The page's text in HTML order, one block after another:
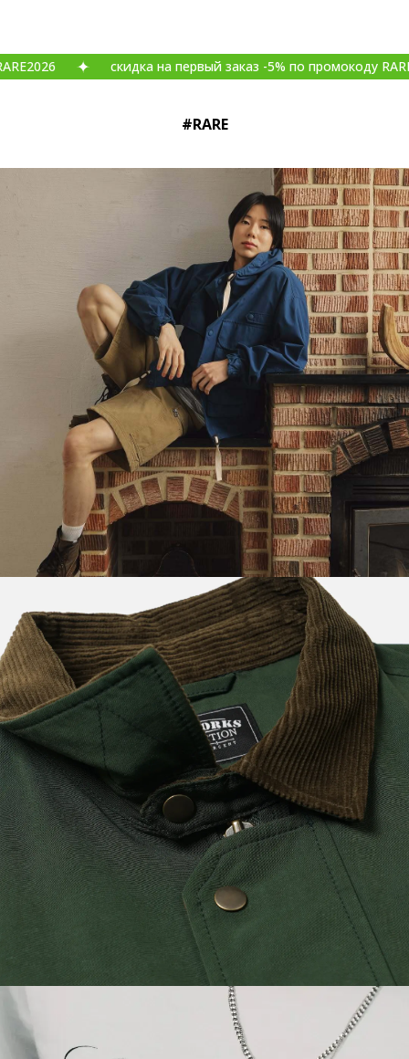
скидка на первый заказ -5% по промокоду RARE2026
#RARE